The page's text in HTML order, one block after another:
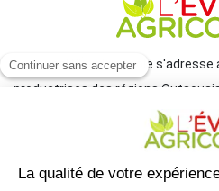
Le journal L'Éveil agricole
productrices des régions
par année par le Groupe JCL, il
enjeux reliés à l'agriculture.